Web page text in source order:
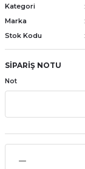
Kordonları
Kategori
Marka
Stok Kodu
SİPARİŞ NOTU
Not